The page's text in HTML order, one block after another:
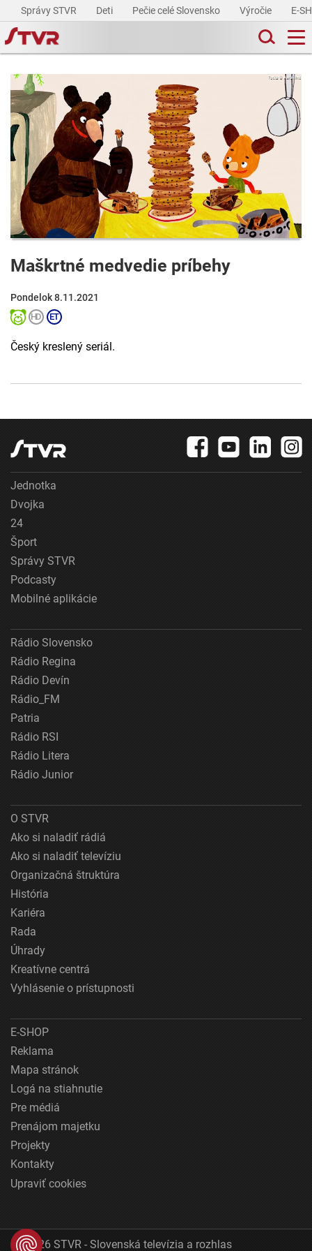
Správy STVR Deti Pečie celé Slovensko Výročie E-
Maškrtné medvedie príbehy
Pondelok 8.11.2021
Český kreslený seriál.
Jednotka
Dvojka
24
Šport
Správy STVR
Podcasty
Mobilné aplikácie
Rádio Slovensko
Rádio Regina
Rádio Devín
Rádio_FM
Patria
Rádio RSI
Rádio Litera
Rádio Junior
O STVR
Ako si naladiť rádiá
Ako si naladiť televíziu
Organizačná štruktúra
História
Kariéra
Rada
Úhrady
Kreatívne centrá
Vyhlásenie o prístupnosti
E-SHOP
Reklama
Mapa stránok
Logá na stiahnutie
Pre médiá
Prenájom majetku
Projekty
Kontakty
Upraviť cookies
© 2026 STVR - Slovenská televízia a rozhlas